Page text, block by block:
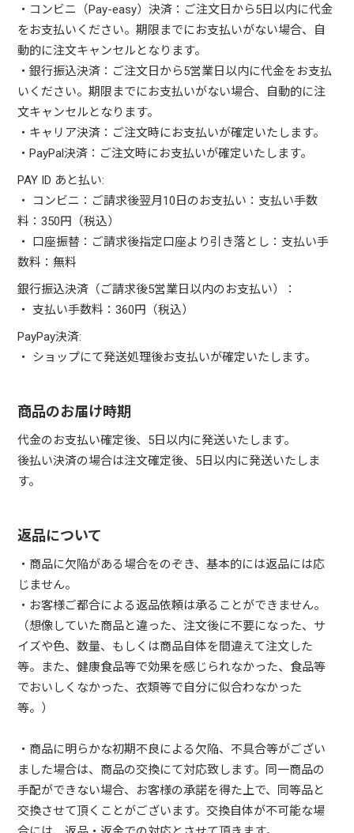
・コンビニ（Pay-easy）決済：ご注文日から5日以内に代金
をお支払いください。期限までにお支払いがない場合、自
動的に注文キャンセルとなります。
・銀行振込決済：ご注文日から5営業日以内に代金をお支払
いください。期限までにお支払いがない場合、自動的に注
文キャンセルとなります。
・キャリア決済：ご注文時にお支払いが確定いたします。
・PayPal決済：ご注文時にお支払いが確定いたします。
PAY ID あと払い:
・ コンビニ：ご請求後翌月10日のお支払い：支払い手数
料：350円（税込）
・ 口座振替：ご請求後指定口座より引き落とし：支払い手
数料：無料
銀行振込決済（ご請求後5営業日以内のお支払い）：
・ 支払い手数料：360円（税込）
PayPay決済:
・ ショップにて発送処理後お支払いが確定いたします。
商品のお届け時期
代金のお支払い確定後、5日以内に発送いたします。
後払い決済の場合は注文確定後、5日以内に発送いたしま
す。
返品について
・商品に欠陥がある場合をのぞき、基本的には返品には応
じません。
・お客様ご都合による返品依頼は承ることができません。
（想像していた商品と違った、注文後に不要になった、サ
イズや色、数量、もしくは商品自体を間違えて注文した
等。また、健康食品等で効果を感じられなかった、食品等
でおいしくなかった、衣類等で自分に似合わなかった
等。）
・商品に明らかな初期不良による欠陥、不具合等がござい
ました場合は、商品の交換にて対応致します。同一商品の
手配ができない場合、お客様の承諾を得た上で、同等品と
交換させて頂くことがございます。交換自体が不可能な場